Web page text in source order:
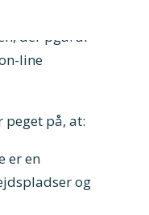
Knap 200
der pga. af
line
på, at:
er en
og